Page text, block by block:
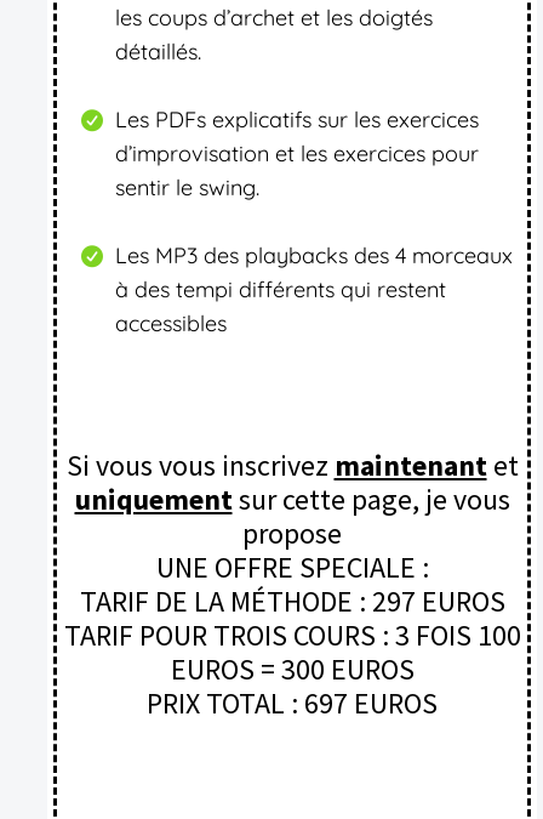
les coups d’archet et les doigtés
détaillés.
Les PDFs explicatifs sur les exercices
d’improvisation et les exercices pour
sentir le swing.
Les MP3 des playbacks des 4 morceaux
à des tempi différents qui restent
accessibles
Si vous vous inscrivez maintenantet
uniquementsur cette page, je vous
propose
UNE OFFRE SPECIALE :
TARIF DE LA MÉTHODE : 297 EUROS
TARIF POUR TROIS COURS : 3 FOIS 100
EUROS = 300 EUROS
PRIX TOTAL : 697 EUROS